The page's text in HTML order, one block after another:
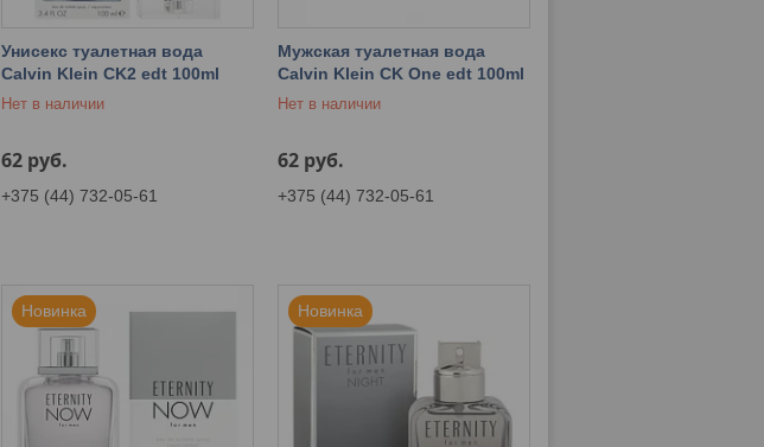
Унисекс туалетная вода
Calvin Klein CK2 edt 100ml
Нет в наличии
62 руб.
+375 (44) 732-05-61
Мужская туалетная вода
Calvin Klein CK One edt 100ml
Нет в наличии
62 руб.
+375 (44) 732-05-61
Новинка Новинка